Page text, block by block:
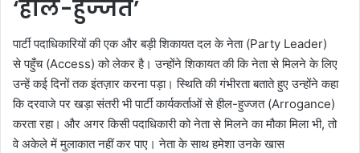
‘हील-हुज्जत’
पार्टी पदाधिकारियों की एक और बड़ी शिकायत दल के नेता (Party Leader)
से पहुँच (Access) को लेकर है। उन्होंने शिकायत की कि नेता से मिलने के लिए
उन्हें कई दिनों तक इंतज़ार करना पड़ा। स्थिति की गंभीरता बताते हुए उन्होंने कहा
कि दरवाजे पर खड़ा संतरी भी पार्टी कार्यकर्ताओं से हील-हुज्जत (Arrogance)
करता रहा। और अगर किसी पदाधिकारी को नेता से मिलने का मौका मिला भी, तो
वे अकेले में मुलाकात नहीं कर पाए। नेता के साथ हमेशा उनके खास